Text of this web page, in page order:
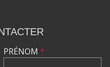
PRÉNOM *